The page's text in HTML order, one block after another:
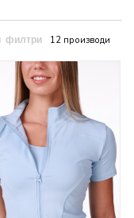
12 производи
филтри